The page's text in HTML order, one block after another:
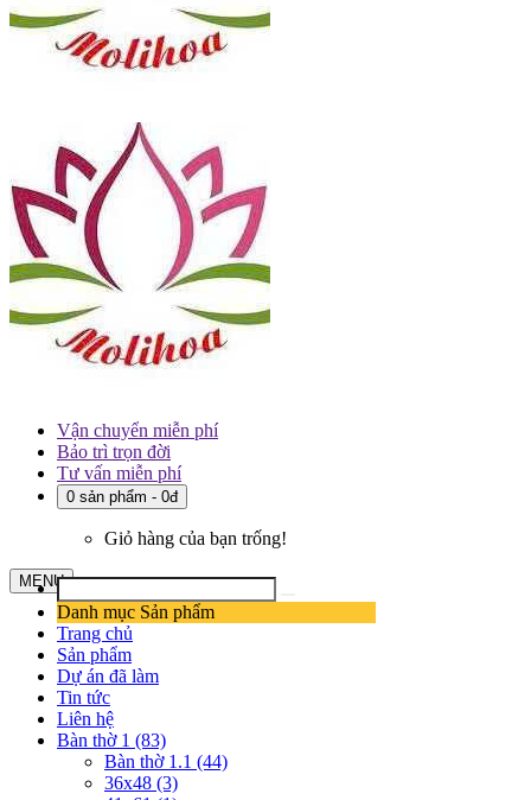
Vận chuyển miễn phí
Bảo trì trọn đời
Tư vấn miễn phí
0 sản phẩm - 0đ
Giỏ hàng của bạn trống!
MENU
Danh mục Sản phẩm
Trang chủ
Sản phẩm
Dự án đã làm
Tin tức
Liên hệ
Bàn thờ 1 (83)
Bàn thờ 1.1 (44)
36x48 (3)